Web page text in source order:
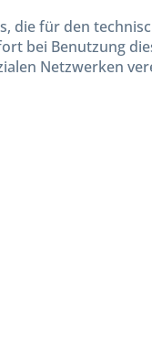
die für den
bei Benutzung
Netzwerken